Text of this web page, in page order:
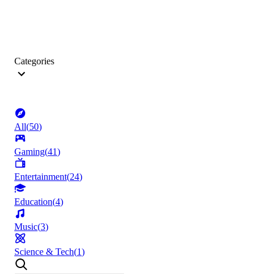
Categories
All(50)
Gaming(41)
Entertainment(24)
Education(4)
Music(3)
Science & Tech(1)